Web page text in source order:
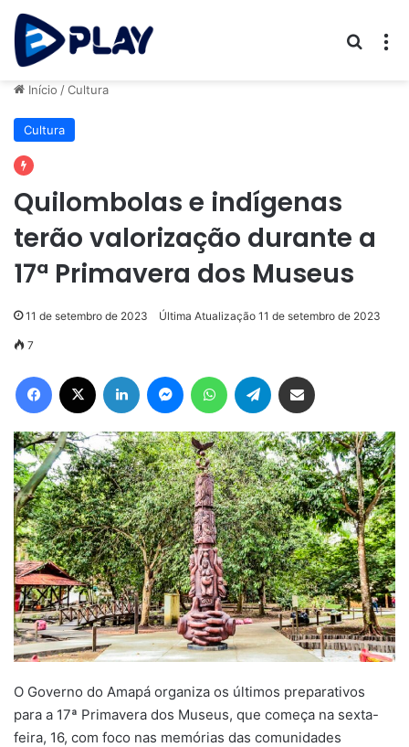
Início /Cultura
Cultura
Quilombolas e indígenas
terão valorização durante a
17ª Primavera dos Museus
11 de setembro de 2023 Última Atualização 11 de setembro de 2023
7
Facebook Linkedin MessengerWhatsAppTelegram
O Governo do Amapá organiza os últimos preparativos
para a 17ª Primavera dos Museus, que começa na sexta-
feira, 16, com foco nas memórias das comunidades